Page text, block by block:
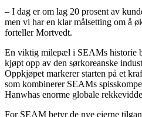
– I dag er om lag 20 prosent av
men vi har en klar målsetting om å
forteller Mortvedt.
En viktig milepæl i SEAMs historie
kjøpt opp av den sørkoreanske
Oppkjøpet markerer starten på et
som kombinerer SEAMs
Hanwhas enorme globale
For SEAM betyr de nye eierne